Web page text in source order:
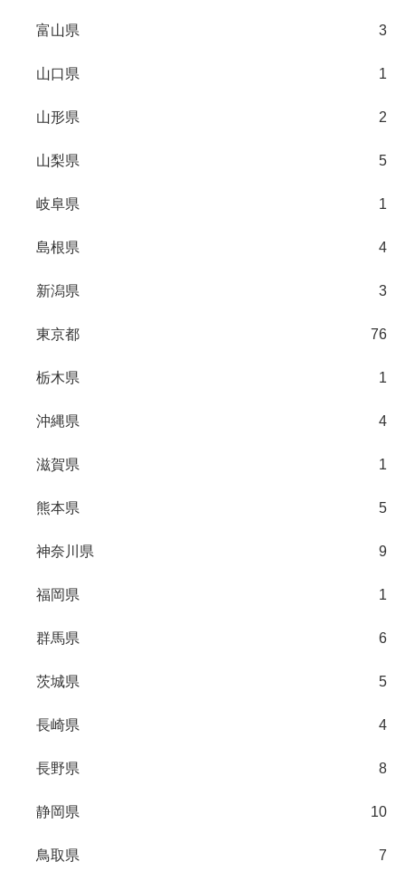
富山県 3
山口県 1
山形県 2
山梨県 5
岐阜県 1
島根県 4
新潟県 3
東京都 76
栃木県 1
沖縄県 4
滋賀県 1
熊本県 5
神奈川県 9
福岡県 1
群馬県 6
茨城県 5
長崎県 4
長野県 8
静岡県 10
鳥取県 7